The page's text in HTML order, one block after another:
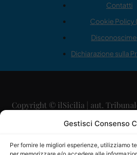
Gestisci Consenso
Per fornire le migliori esperienze, utilizziamo
Contatti
Cookie Policy
Dichiarazione sulla
Copyright © ilSicilia | aut.
29/09/2015